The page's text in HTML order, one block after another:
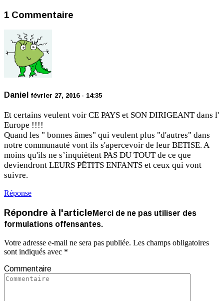
1 Commentaire
Daniel février 27, 2016 - 14:35
Et certains veulent voir CE PAYS et SON DIRIGEANT dans l'
Europe !!!!
Quand les " bonnes âmes" qui veulent plus "d'autres" dans
notre communauté vont ils s'apercevoir de leur BETISE. A
moins qu'ils ne s’inquiètent PAS DU TOUT de ce que
deviendront LEURS PËTITS ENFANTS et ceux qui vont
suivre.
Réponse
Répondre à l'article Merci de ne pas utiliser des
formulations offensantes.
Votre adresse e-mail ne sera pas publiée. Les champs obligatoires
sont indiqués avec *
Commentaire